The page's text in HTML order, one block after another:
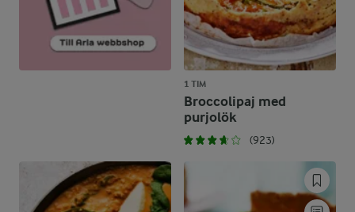
1 TIM
Broccolipaj med
purjolök
(923)